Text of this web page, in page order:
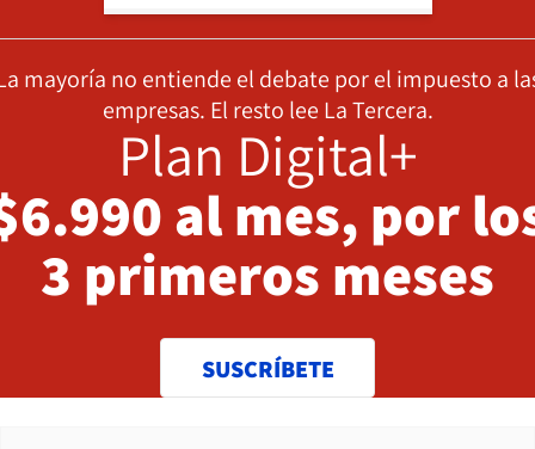
mayoría no entiende el debate por el impuesto a
empresas. El resto lee La Tercera.
Plan Digital+
al mes, por
3 primeros meses
SUSCRÍBETE